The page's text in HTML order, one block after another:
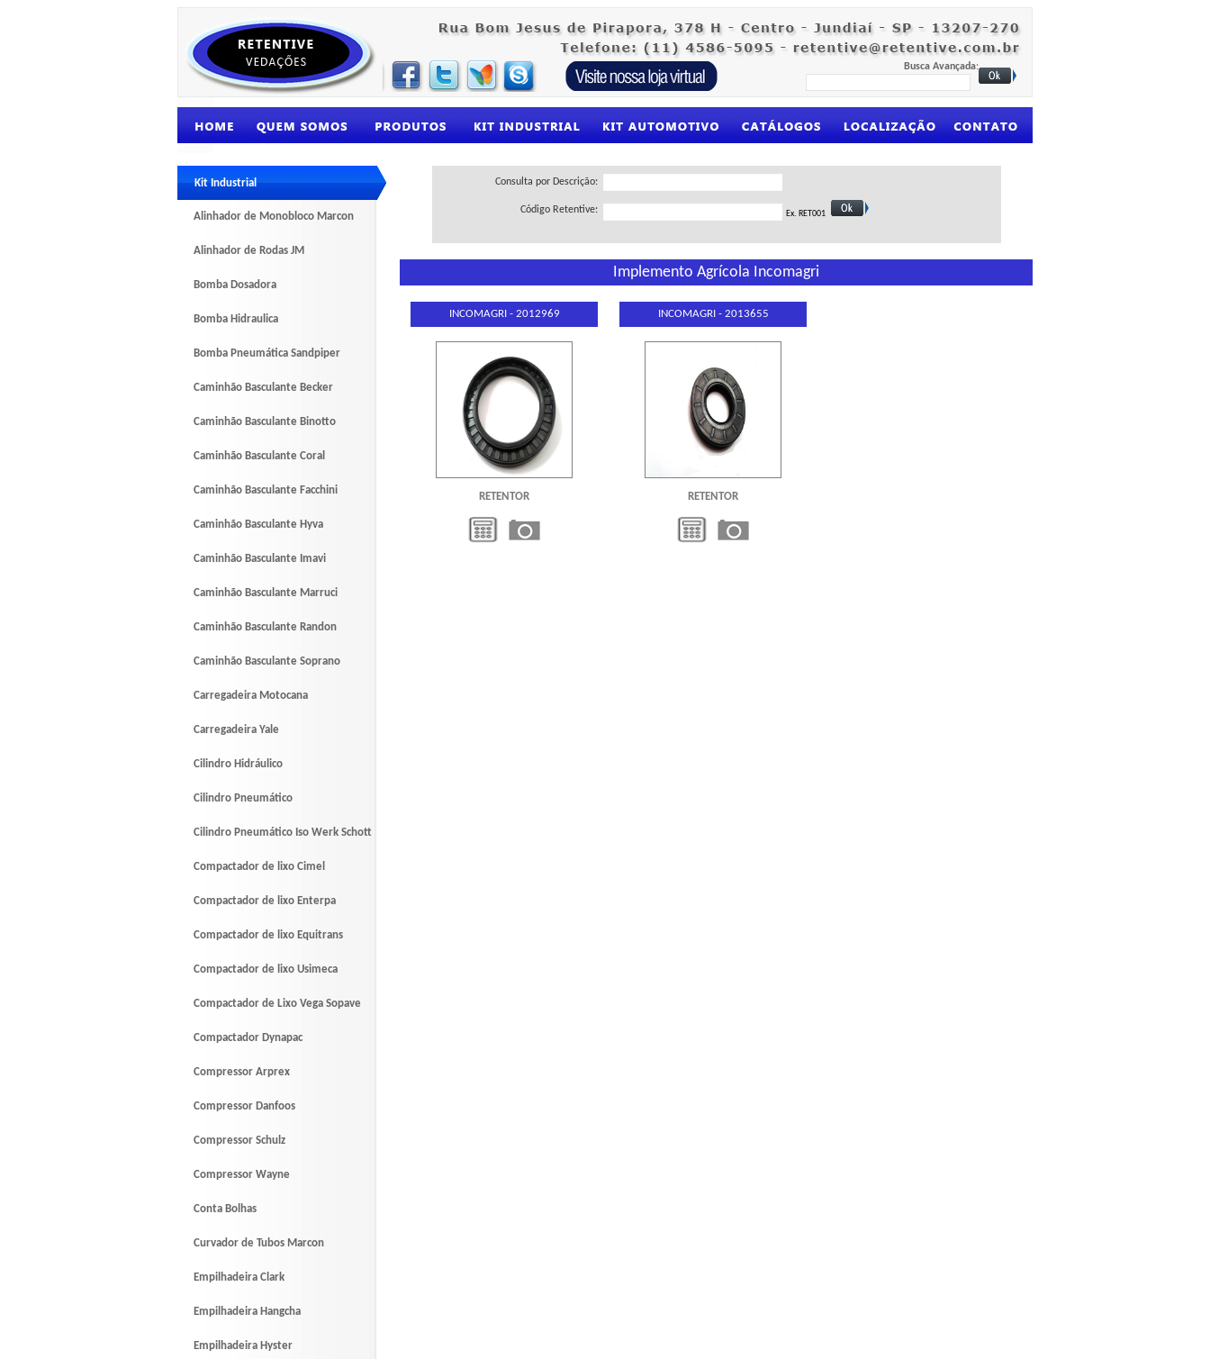
Busca Avançada:
Kit Industrial
Alinhador de Monobloco Marcon
Alinhador de Rodas JM
Bomba Dosadora
Bomba Hidraulica
Bomba Pneumática Sandpiper
Caminhão Basculante Becker
Caminhão Basculante Binotto
Caminhão Basculante Coral
Caminhão Basculante Facchini
Caminhão Basculante Hyva
Caminhão Basculante Imavi
Caminhão Basculante Marruci
Caminhão Basculante Randon
Caminhão Basculante Soprano
Carregadeira Motocana
Carregadeira Yale
Cilindro Hidráulico
Cilindro Pneumático
Cilindro Pneumático Iso Werk Schott
Compactador de lixo Cimel
Compactador de lixo Enterpa
Compactador de lixo Equitrans
Compactador de lixo Usimeca
Compactador de Lixo Vega Sopave
Compactador Dynapac
Compressor Arprex
Compressor Danfoos
Compressor Schulz
Compressor Wayne
Conta Bolhas
Curvador de Tubos Marcon
Empilhadeira Clark
Empilhadeira Hangcha
Empilhadeira Hyster
Consulta por Descrição:
Código Retentive: Ex. RET001
Implemento Agrícola Incomagri
INCOMAGRI - 2012969
RETENTOR
INCOMAGRI - 2013655
RETENTOR